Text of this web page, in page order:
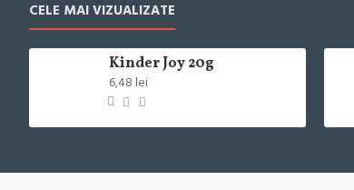
CELE MAI VIZUALIZATE
Kinder Joy 20g
6,48 lei